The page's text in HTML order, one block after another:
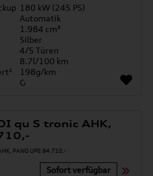
180 kW (245 PS)
Automatik
1.984 cm³
Silber
4/5 Türen
8.7l/100 km
198g/km
G
qu S tronic AHK,
Sofort verfügbar